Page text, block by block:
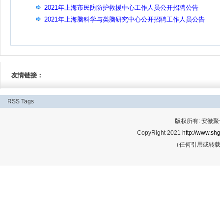
2021年上海市民防防护救援中心工作人员公开招聘公告
2021年上海脑科学与类脑研究中心公开招聘工作人员公告
友情链接：
RSS Tags
版权所有: 安徽
CopyRight 2021 http://
（任何引用或转